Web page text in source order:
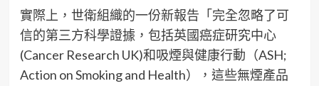
實際上，世衛組織的一份新報告「完全忽略了可
信的第三方科學證據，包括英國癌症研究中心
(Cancer Research UK)和吸煙與健康行動（ASH;
Action on Smoking and Health），這些無煙產品